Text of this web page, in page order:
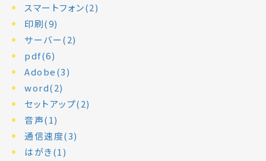
スマートフォン(2)
印刷(9)
サーバー(2)
pdf(6)
Adobe(3)
word(2)
セットアップ(2)
音声(1)
通信速度(3)
はがき(1)